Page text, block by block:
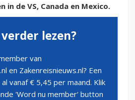
in de VS, Canada en Mexico.
lezen?
van
en Zakenreisnieuws.nl? Een
vanaf € 5,45 per maand. Klik
'Word nu member' button